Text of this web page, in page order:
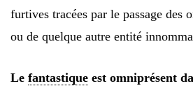
furtives tracées par le passage des
ou de quelque autre entité
Le fantastique est omniprésent